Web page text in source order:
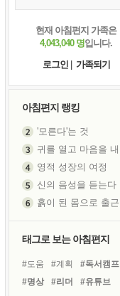
현재 아침편지 가족은
4,043,040 명입니다.
로그인
가족되기
아침편지 랭킹
영적 성장의 여정
신의 음성을 듣는다
극과 극의 양 끝단
처음 손을 잡았던 날
꿈이 실제가 되는 것
태그로 보는 아침편지
#도움 #계획
#독서캠프
#명상
#리더
#유튜브